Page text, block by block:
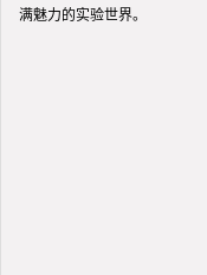
满魅力的实验世界。